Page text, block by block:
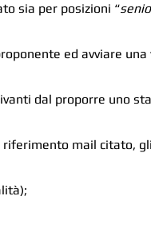
sia per posizioni “
ed avviare una
dal proporre uno
riferimento mail citato,